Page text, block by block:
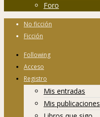
Foro
No ficción
Ficción
Following
Acceso
Registro
Mis entradas
Mis publicaciones